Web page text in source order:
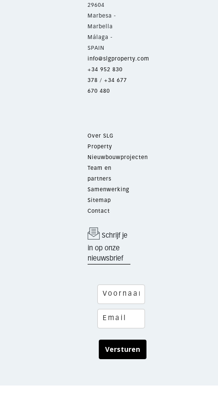
29604
Marbesa -
Marbella
Málaga -
SPAIN
info@slgproperty.com
+34 952 830
378 / +34 677
670 480
Over SLG
Property
Nieuwbouwprojecten
Team en
partners
Samenwerking
Sitemap
Contact
Schrijf je
in op onze
nieuwsbrief
Versturen